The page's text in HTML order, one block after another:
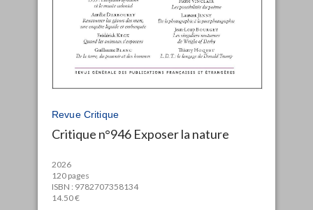
Revue Critique
Critique n°946 Exposer la nature
2026
120 pages
ISBN : 9782707358134
14.50 €